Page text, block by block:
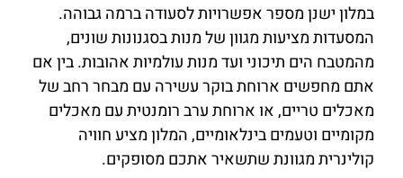
במלון ישנן מספר אפשרויות לסעודה ברמה גבוהה.
המסעדות מציעות מגוון של מנות בסגנונות שונים,
מהמטבח הים תיכוני ועד מנות עולמיות אהובות. בין אם
אתם מחפשים ארוחת בוקר עשירה עם מבחר רחב של
מאכלים טריים, או ארוחת ערב רומנטית עם מאכלים
מקומיים וטעמים בינלאומיים, המלון מציע חוויה
קולינרית מגוונת שתשאיר אתכם מסופקים.